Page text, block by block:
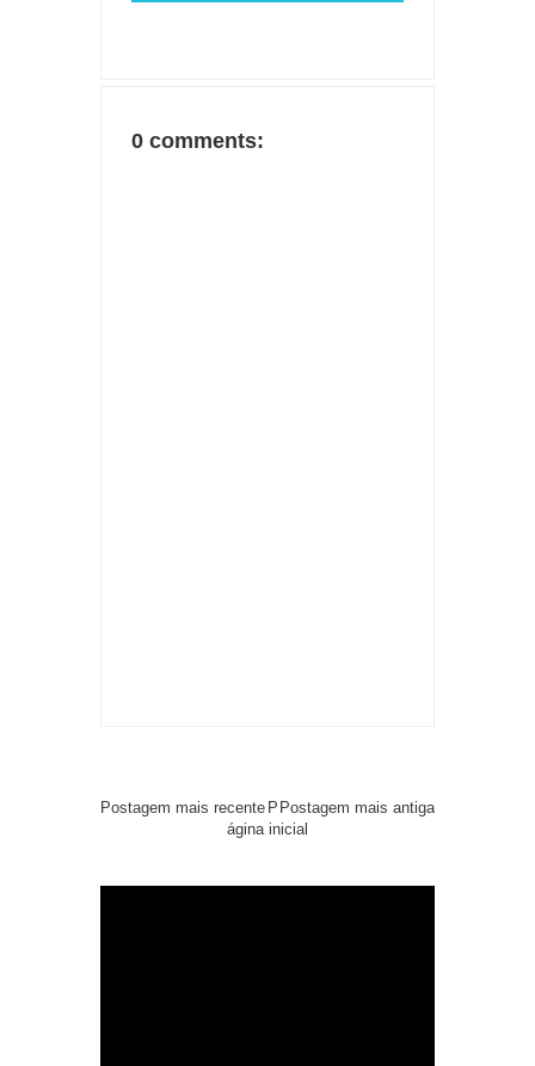
0 comments:
Postagem mais recente Postagem mais antiga
P
ágina inicial